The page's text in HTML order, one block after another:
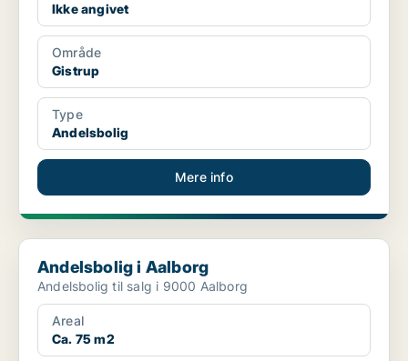
Ikke angivet
Område
Gistrup
Type
Andelsbolig
Mere info
Andelsbolig i Aalborg
Andelsbolig i Aalborg
Andelsbolig til salg i 9000 Aalborg
Areal
Ca. 75 m2